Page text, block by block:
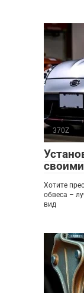
370Z
Хотите
обвеса –
вид